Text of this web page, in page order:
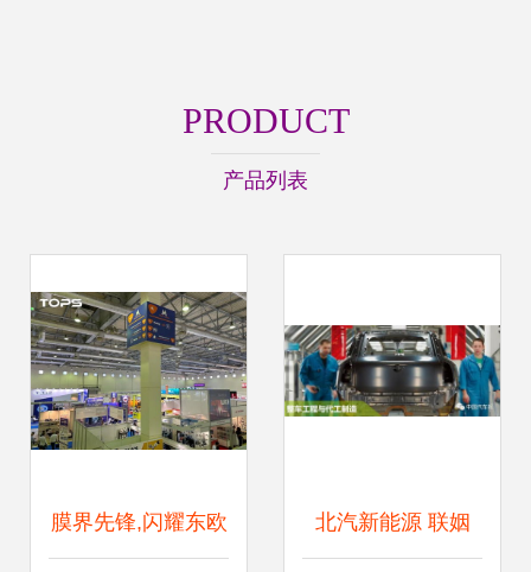
PRODUCT
产品列表
膜界先锋,闪耀东欧 北汽新能源 联姻